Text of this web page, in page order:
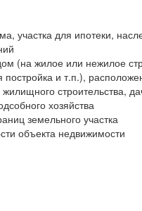
участка для ипотеки,
(на жилое или нежилое
и т.п.),
строительства,
хозяйства
земельного участка
объекта недвижимости